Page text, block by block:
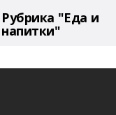
Рубрика "Еда и
напитки"